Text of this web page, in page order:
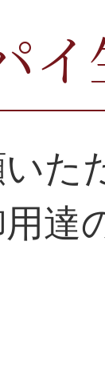
た
達